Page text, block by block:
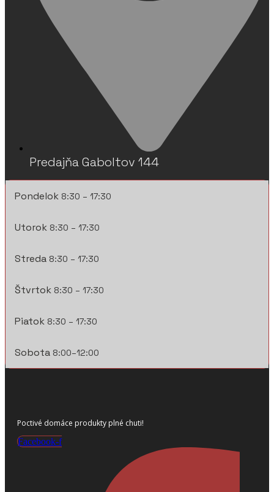
Predajňa Gaboltov 144
Pondelok 8:30 – 17:30
Utorok 8:30 – 17:30
Streda 8:30 – 17:30
Štvrtok 8:30 – 17:30
Piatok 8:30 – 17:30
Sobota 8:00–12:00
Poctivé domáce produkty plné chuti!
Facebook-f